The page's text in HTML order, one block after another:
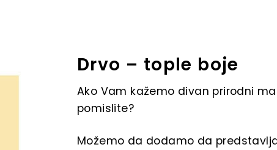
Drvo – tople boje
Ako Vam kažemo divan prirodni
pomislite?
Možemo da dodamo da